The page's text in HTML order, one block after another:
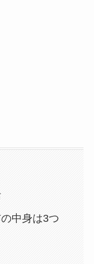
中身は3つ